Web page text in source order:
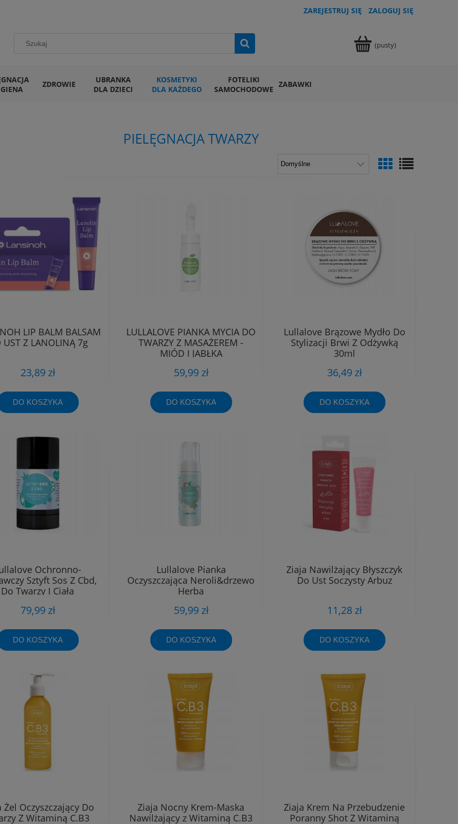
ZAREJESTRUJ SIĘ ZALOGUJ SIĘ
(pusty)
ZDROWIE
UBRANKA
DLA DZIECI
KOSMETYKI
DLA KAŻDEGO
FOTELIKI
SAMOCHODOWE ZABAWKI
PIELĘGNACJA TWARZY
LIP BALM BALSAM
UST Z LANOLINĄ 7g
23,89 zł
DO KOSZYKA
LULLALOVE PIANKA MYCIA DO
TWARZY Z MASAŻEREM -
MIÓD I JABŁKA
59,99 zł
DO KOSZYKA
Lullalove Brązowe Mydło Do
Stylizacji Brwi Z Odżywką
30ml
36,49 zł
DO KOSZYKA
Ochronno-
Sztyft Sos Z Cbd,
Do Twarzy I Ciała
79,99 zł
DO KOSZYKA
Lullalove Pianka
Oczyszczająca Neroli&drzewo
Herba
59,99 zł
DO KOSZYKA
Ziaja Nawilżający Błyszczyk
Do Ust Soczysty Arbuz
11,28 zł
DO KOSZYKA
Żel Oczyszczający Do
Z Witaminą C.B3
Ziaja Nocny Krem-Maska
Nawilżający z Witaminą C.B3
Ziaja Krem Na Przebudzenie
Poranny Shot Z Witaminą